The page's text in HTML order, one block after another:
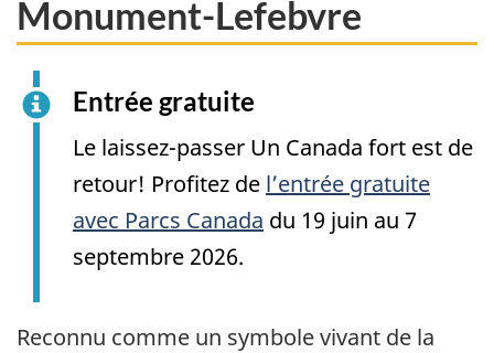
Monument-Lefebvre
Entrée gratuite
Le laissez-passer Un Canada fort est de
retour! Profitez de l’entrée gratuite
avec Parcs Canada du 19 juin au 7
septembre 2026.
Reconnu comme un symbole vivant de la